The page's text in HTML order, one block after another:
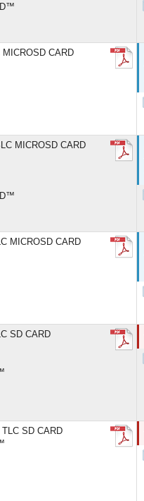
MICROSD CARD
MICROSD CARD
MICROSD CARD
SD CARD
SD CARD